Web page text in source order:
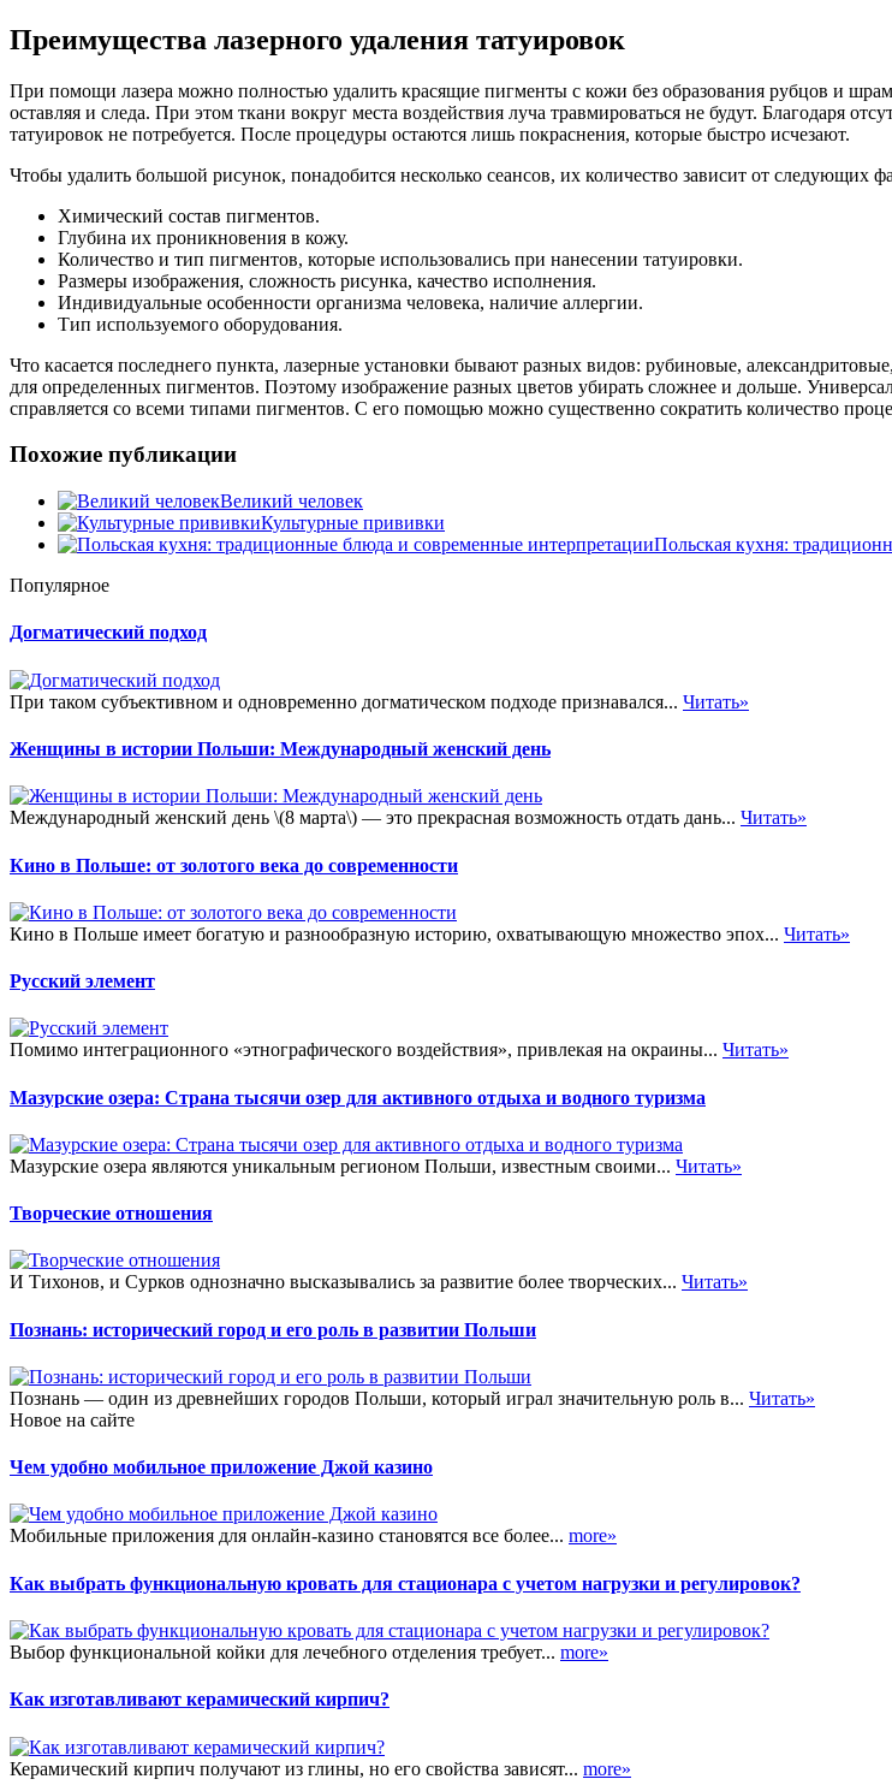
Преимущества лазерного удаления татуировок
При помощи лазера можно полностью удалить красящие пигменты с кожи без образования рубцов и
оставляя и следа. При этом ткани вокруг места воздействия луча травмироваться не будут. Благодаря
татуировок не потребуется. После процедуры остаются лишь покраснения, которые быстро исчезают.
Чтобы удалить большой рисунок, понадобится несколько сеансов, их количество зависит от следующих
Химический состав пигментов.
Глубина их проникновения в кожу.
Количество и тип пигментов, которые использовались при нанесении татуировки.
Размеры изображения, сложность рисунка, качество исполнения.
Индивидуальные особенности организма человека, наличие аллергии.
Тип используемого оборудования.
Что касается последнего пункта, лазерные установки бывают разных видов: рубиновые,
для определенных пигментов. Поэтому изображение разных цветов убирать сложнее и дольше.
справляется со всеми типами пигментов. С его помощью можно существенно сократить количество
Похожие публикации
Великий человек
Культурные прививки
Польская кухня:
Популярное
Догматический подход
При таком субъективном и одновременно догматическом подходе признавался... Читать»
Женщины в истории Польши: Международный женский день
Международный женский день \(8 марта\) — это прекрасная возможность отдать дань... Читать»
Кино в Польше: от золотого века до современности
Кино в Польше имеет богатую и разнообразную историю, охватывающую множество эпох... Читать»
Русский элемент
Помимо интеграционного «этнографического воздействия», привлекая на окраины... Читать»
Мазурские озера: Страна тысячи озер для активного отдыха и водного туризма
Мазурские озера являются уникальным регионом Польши, известным своими... Читать»
Творческие отношения
И Тихонов, и Сурков однозначно высказывались за развитие более творческих... Читать»
Познань: исторический город и его роль в развитии Польши
Познань — один из древнейших городов Польши, который играл значительную роль в... Читать»
Новое на сайте
Чем удобно мобильное приложение Джой казино
Мобильные приложения для онлайн-казино становятся все более... more»
Как выбрать функциональную кровать для стационара с учетом нагрузки и регулировок?
Выбор функциональной койки для лечебного отделения требует... more»
Как изготавливают керамический кирпич?
Керамический кирпич получают из глины, но его свойства зависят... more»